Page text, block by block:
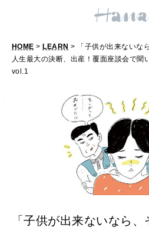
どこ行く？
[12星座別] Weekly
[12星座別] Monthly
女神まり愛のタロッ
算命学がわかる今
自分にやさ
LEARN
HOME > LEARN > 「子供が出来ないな
人生最大の決断、出産！覆面座談会で聞
vol.1
「子供が出来ないなら